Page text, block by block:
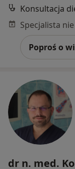
Konsultacja
Poproś o
dr n. med.